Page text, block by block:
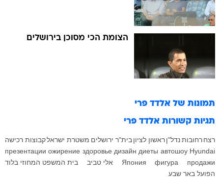
הצומת הכי מסוכן בירושלים
תמונות של אלדד פרי
תגיות קשורות אלדד פרי
רצח רחובותנדל"ןראשון לציון בית"ר ירושלים משטרת ישראלקבוצות רכישה
Hyundai
автошоу
диеты
дизайн
здоровье
ожирение
презентации
продажи
фигура
Япония אלי טביב
בית המשפט המחוזי בלוד
הפועל באר שבע